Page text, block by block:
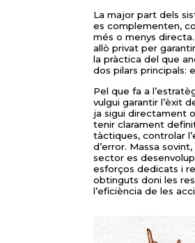
La major part dels
es complementen,
més o menys
allò privat per
la pràctica del que
dos pilars principals:
Pel que fa a
vulgui garantir l’èxit
ja sigui directament
tenir clarament
tàctiques, controlar
d’error. Massa
sector es
esforços dedicats i
obtinguts doni les
l’eficiència de les